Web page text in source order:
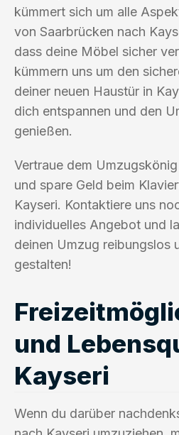
kümmert sich um alle
von Saarbrücken nach
dass deine Möbel sicher
kümmern uns um den
deiner neuen Haustür in
dich entspannen und den
genießen.
Vertraue dem
und spare Geld beim
Kayseri. Kontaktiere uns
individuelles Angebot und
deinen Umzug reibungslos
gestalten!
und
Kayseri
Wenn du darüber